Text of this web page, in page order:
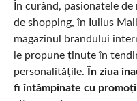
În curând, pasionatele
de shopping, în Iulius
magazinul brandului
le propune ținute în
personalitățile. În ziua
fi întâmpinate cu